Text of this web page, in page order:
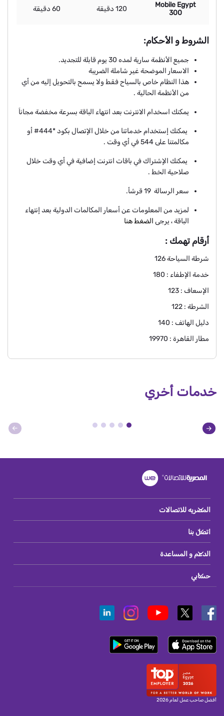
Mobile Egypt
300
120 دقيقة 60 دقيقة
الشروط و الأحكام:
جميع الأنظمة سارية لمده 30 يوم قابلة للتجديد.
الاسعار الموضحة غير شاملة الضريبة
هذا النظام خاص بالسياح فقط ولا يسمح بالتحويل إليه من أي
من الأنظمة الحالية .
يمكنك اسخدام الانترنت بعد انتهاء الباقة بسرعة مخفضة مجاناَ
يمكنك إستخدام خدماتنا من خلال الإتصال بكود *444# أو
مكالمتنا على 544 في أي وقت .
يمكنك الإشتراك في باقات انترنت إضافية في أي وقت خلال
صلاحية الخط .
سعر الرسالة 19 قرشأ.
لمزيد من المعلومات عن أسعار المكالمات الدولية بعد إنتهاء
الباقة ، يرجى الضغط هنا
أرقام تهمك :
شرطة السياحة 126
خدمة الإطفاء : 180
الإسعاف : 123
الشرطة : 122
دليل الهاتف : 140
مطار القاهرة : 19970
خدمات أخري
المصريه للاتصالات
اتصل بنا
الدعم و المساعدة
حسابي
أفضل صاحب عمل لعام 2026